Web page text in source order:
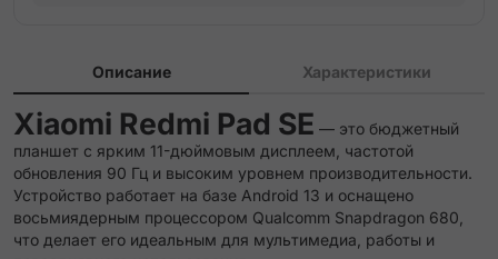
Описание Характеристики
Xiaomi Redmi Pad SE — это бюджетный
планшет с ярким 11-дюймовым дисплеем, частотой
обновления 90 Гц и высоким уровнем производительности.
Устройство работает на базе Android 13 и оснащено
восьмиядерным процессором Qualcomm Snapdragon 680,
что делает его идеальным для мультимедиа, работы и